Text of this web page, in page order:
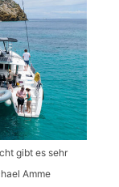
gibt es sehr
Amme